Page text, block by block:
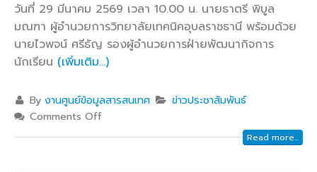
วันที่ 29 มีนาคม 2569 เวลา 10.00 น. นายธาตรี พิบูล
มณฑา ผู้อำนวยการวิทยาลัยเทคนิคอุบลราชธานี พร้อมด้วย
นายไวพจน์ ศรีธัญ รองผู้อำนวยการฝ่ายพัฒนากิจการ
นักเรียน (เพิ่มเติม…)
Byงานศูนย์ข้อมูลสารสนเทศ
ข่าวประชาสัมพันธ์
Comments Off
Read more...